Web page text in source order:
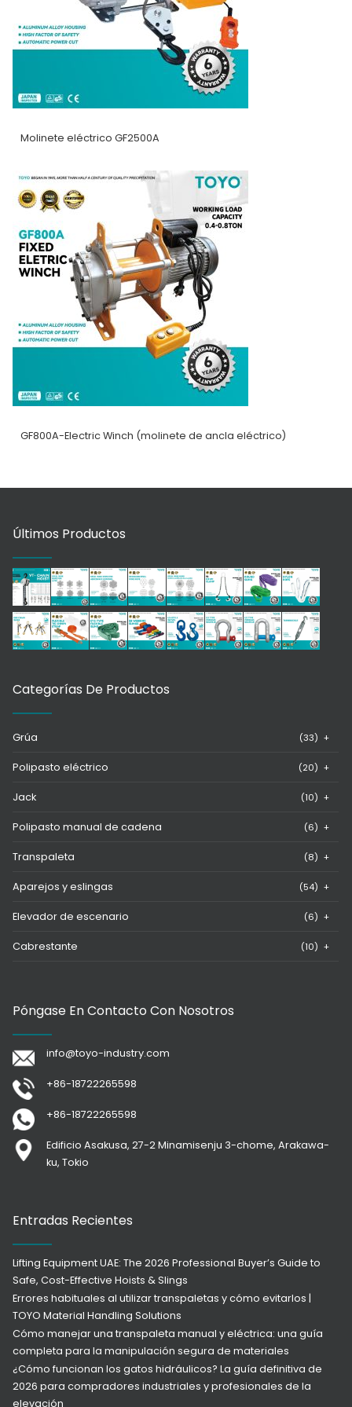
Molinete eléctrico GF2500A
GF800A-Electric Winch (molinete de ancla eléctrico)
Últimos Productos
Categorías De Productos
Grúa (33) +
Polipasto eléctrico (20) +
Jack (10) +
Polipasto manual de cadena (6) +
Transpaleta (8) +
Aparejos y eslingas (54) +
Elevador de escenario (6) +
Cabrestante (10) +
Póngase En Contacto Con Nosotros
info@toyo-industry.com
+86-18722265598
+86-18722265598
Edificio Asakusa, 27-2 Minamisenju 3-chome, Arakawa-
ku, Tokio
Entradas Recientes
Lifting Equipment UAE: The 2026 Professional Buyer’s Guide to
Safe, Cost-Effective Hoists & Slings
Errores habituales al utilizar transpaletas y cómo evitarlos |
TOYO Material Handling Solutions
Cómo manejar una transpaleta manual y eléctrica: una guía
completa para la manipulación segura de materiales
¿Cómo funcionan los gatos hidráulicos? La guía definitiva de
2026 para compradores industriales y profesionales de la
elevación